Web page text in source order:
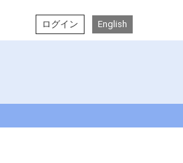
ログイン English